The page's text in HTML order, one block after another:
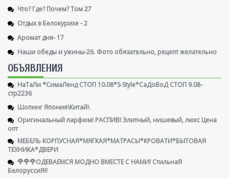
Что? Где? Почем? Том 27
Отдых в Белокурихе - 2
Аромат дня- 17
Наши обеды и ужины-26. Фото обязательно, рецепт желательно
ОБЪЯВЛЕНИЯ
НаТаЛи *СимаЛенд СТОП 10.08*S-Style*СаДоВоД СТОП 9.08-
стр2236
Шопинг Япония\Китай\
Оригинальный парфюм! РАСПИВ! Элитный, нишевый, люкс Цена
опт
МЕБЕЛЬ КОРПУСНАЯ*МЯГКАЯ*МАТРАСЫ*КРОВАТИ*БЫТОВАЯ
ТЕХНИКА*ДВЕРИ
🌹🌹🌹ОДЕВАЕМСЯ МОДНО ВМЕСТЕ С НАМИ! СтильнаЯ
БелоруссиЯ‼